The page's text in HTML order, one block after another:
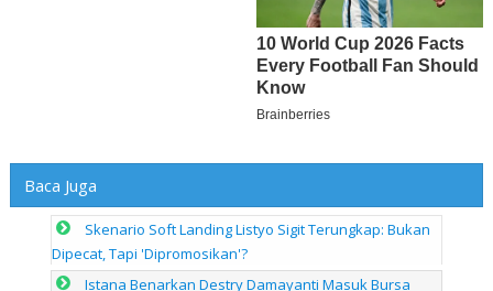
Baca Juga
Skenario Soft Landing Listyo Sigit Terungkap: Bukan
Dipecat, Tapi 'Dipromosikan'?
Istana Benarkan Destry Damayanti Masuk Bursa